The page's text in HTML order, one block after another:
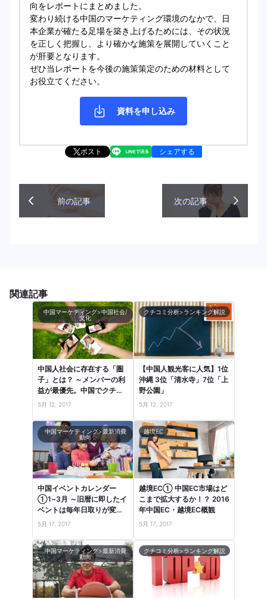
向をレポートにまとめました。
変わり続ける中国のマーケティング環境のなかで、日
本企業が確たる足場を築き上げるためには、その状況
を正しく把握し、より確かな施策を展開していくこと
が肝要となります。
ぜひ当レポートを今後の施策策定のための材料として
お役立てください。
資料を申し込み
ポスト シェアする
前の記事 次の記事
関連記事
中国マーケティング>中国社会/
文化
中国人社会に存在する「圏
子」とは？ ～メンバーの利
益が最優先。中国でクチコ
ミが共有される社会的背景
5月 12, 2017
クチコミ分析>ランキング解説
【中国人観光客に人気】1位
沖縄 3位「清水寺」7位「上
野公園」
5月 12, 2017
中国マーケティング>最新消費
動向
中国イベントカレンダー
①1~3月 ～旧暦に即したイ
ベントは毎年日取りが変わ
るので注意！～
5月 17, 2017
越境EC
越境EC① 中国EC市場はど
こまで拡大するか！？ 2016
年中国EC・越境EC概観
5月 17, 2017
中国マーケティング>最新消費
動向
クチコミ分析>ランキング解説